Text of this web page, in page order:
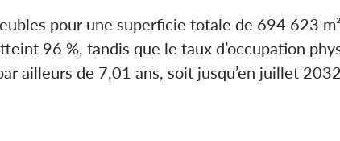
pour une superficie totale de 694 623
96 %, tandis que le taux d’occupation
ailleurs de 7,01 ans, soit jusqu’en juillet